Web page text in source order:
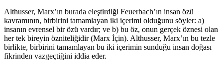
Althusser, Marx’ın burada eleştirdiği Feuerbach’ın insan özü
kavramının, birbirini tamamlayan iki içerimi olduğunu söyler: a)
insanın evrensel bir özü vardır; ve b) bu öz, onun gerçek öznesi olan
her tek bireyin özniteliğidir (Marx İçin). Althusser, Marx’ın bu tezle
birlikte, birbirini tamamlayan bu iki içerimin sunduğu insan doğası
fikrinden vazgeçtiğini iddia eder.